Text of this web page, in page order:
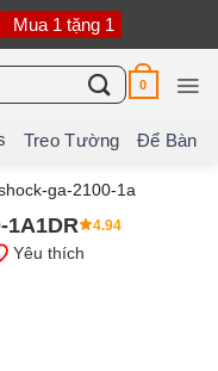
Mua 1 tặng 1
0
Treo Tường Để Bàn
ga-2100-1a
1A1DR 4.94
Yêu thích